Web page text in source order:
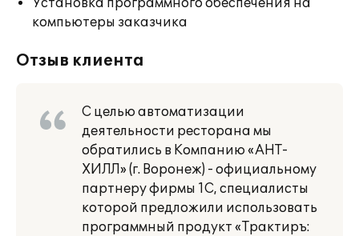
Установка программного обеспечения на
компьютеры заказчика
Отзыв клиента
С целью автоматизации
деятельности ресторана мы
обратились в Компанию «АНТ-
ХИЛЛ» (г. Воронеж) - официальному
партнеру фирмы 1С, специалисты
которой предложили использовать
программный продукт «Трактиръ: